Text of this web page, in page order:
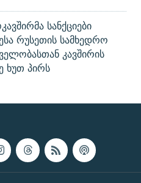
სანქციები
რუსეთის სამხედრო
კავშირის
ხუთ პირს